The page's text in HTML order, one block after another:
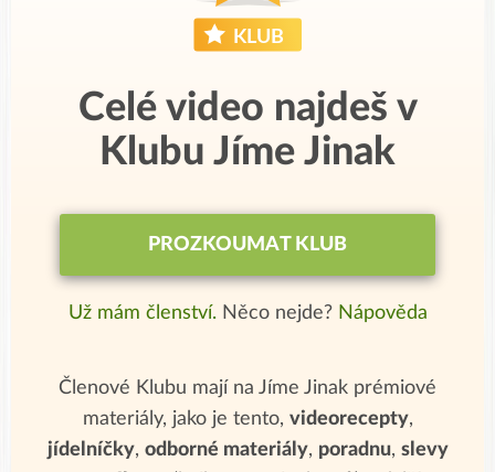
Celé video najdeš v
Klubu Jíme Jinak
PROZKOUMAT KLUB
Už mám členství. Něco nejde? Nápověda
Členové Klubu mají na Jíme Jinak prémiové
materiály, jako je tento, videorecepty,
jídelníčky, odborné materiály, poradnu, slevy